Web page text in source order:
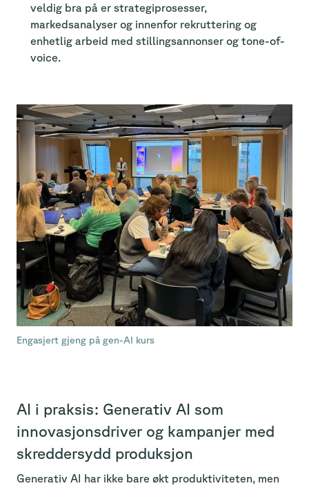
veldig bra på er strategiprosesser,
markedsanalyser og innenfor rekruttering og
enhetlig arbeid med stillingsannonser og tone-of-
voice.
Engasjert gjeng på gen-AI kurs
AI i praksis: Generativ AI som
innovasjonsdriver og kampanjer med
skreddersydd produksjon
Generativ AI har ikke bare økt produktiviteten, men